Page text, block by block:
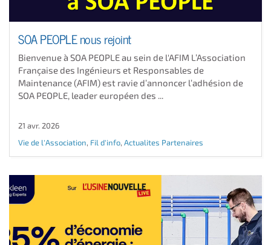
SOA PEOPLE nous rejoint
Bienvenue à SOA PEOPLE au sein de l'AFIM L’Association
Française des Ingénieurs et Responsables de
Maintenance (AFIM) est ravie d’annoncer l’adhésion de
SOA PEOPLE, leader européen des ...
21 avr. 2026
Vie de l'Association, Fil d'info, Actualites Partenaires